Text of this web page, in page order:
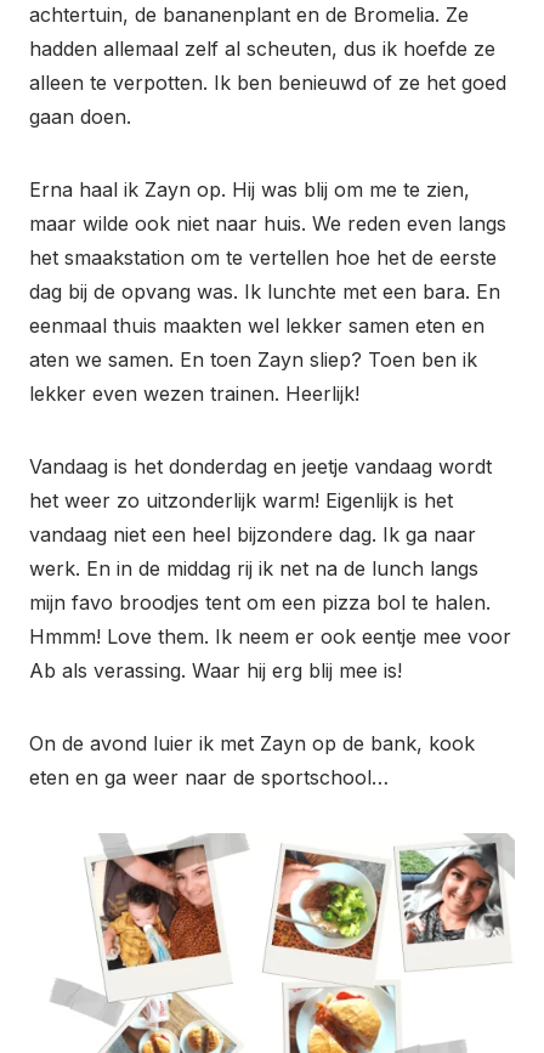
achtertuin, de bananenplant en de Bromelia. Ze
hadden allemaal zelf al scheuten, dus ik hoefde ze
alleen te verpotten. Ik ben benieuwd of ze het goed
gaan doen.
Erna haal ik Zayn op. Hij was blij om me te zien,
maar wilde ook niet naar huis. We reden even langs
het smaakstation om te vertellen hoe het de eerste
dag bij de opvang was. Ik lunchte met een bara. En
eenmaal thuis maakten wel lekker samen eten en
aten we samen. En toen Zayn sliep? Toen ben ik
lekker even wezen trainen. Heerlijk!
Vandaag is het donderdag en jeetje vandaag wordt
het weer zo uitzonderlijk warm! Eigenlijk is het
vandaag niet een heel bijzondere dag. Ik ga naar
werk. En in de middag rij ik net na de lunch langs
mijn favo broodjes tent om een pizza bol te halen.
Hmmm! Love them. Ik neem er ook eentje mee voor
Ab als verassing. Waar hij erg blij mee is!
On de avond luier ik met Zayn op de bank, kook
eten en ga weer naar de sportschool…